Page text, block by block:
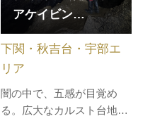
アケイビン…
闇の中で、五感が目覚め
る。広大なカルスト台地秋
下関・秋吉台・宇部エ
リア